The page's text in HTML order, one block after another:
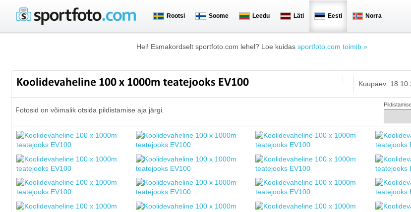
Rootsi Soome Leedu Läti Eesti Norra
Hei! Esmakordselt sportfoto.com lehel? Loe kuidas sportfoto.com toimib »
Koolidevaheline 100 x 1000m teatejooks EV100 Kuupäev:
Fotosid on võimalik otsida pildistamise aja järgi.